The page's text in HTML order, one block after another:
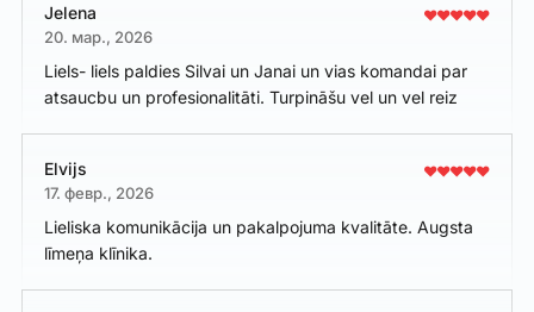
Jelena
20. мар., 2026
Liels- liels paldies Silvai un Janai un vias komandai par
atsaucbu un profesionalitāti. Turpināšu vel un vel reiz
Elvijs
17. февр., 2026
Lieliska komunikācija un pakalpojuma kvalitāte. Augsta
līmeņa klīnika.